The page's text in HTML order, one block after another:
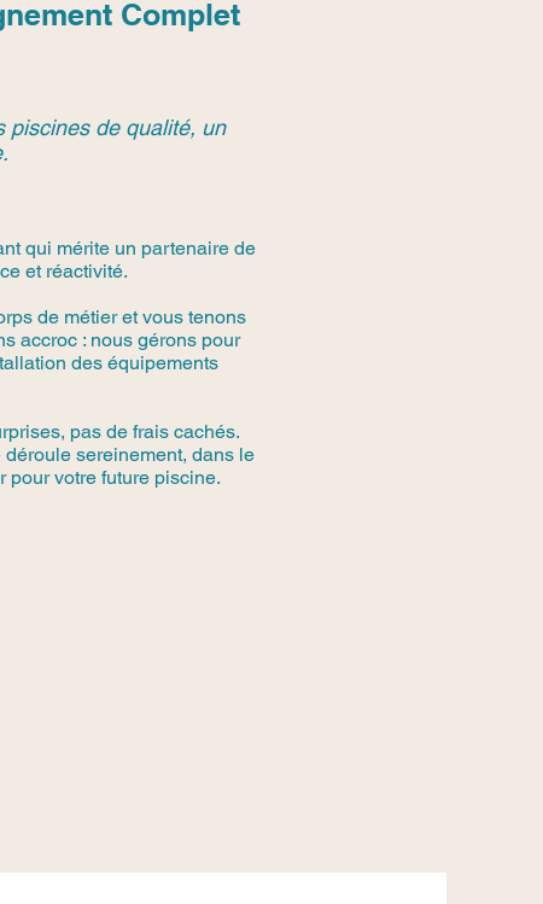
Complet
piscines de qualité, un
qui mérite un partenaire de
et réactivité.
de métier et vous tenons
accroc : nous gérons pour
des équipements
pas de frais cachés.
sereinement, dans le
pour votre future piscine.